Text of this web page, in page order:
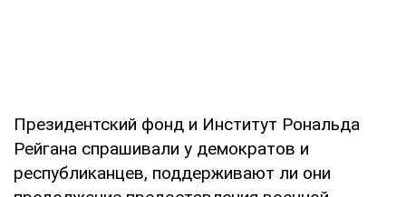
Президентский фонд и Институт Рональда
Рейгана спрашивали у демократов и
республиканцев, поддерживают ли они